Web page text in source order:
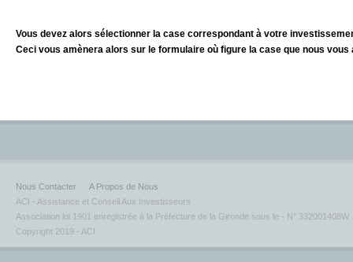
Vous devez alors sélectionner la case correspondant à votre
Ceci vous amènera alors sur le formulaire où figure la case que nous
Nous Contacter
A Propos de Nous
ACI - Assistance et Conseil Aux Investisseurs
Association loi 1901 enregistrée à la Préfecture de la Gironde sous le - N° 332001408W
Copyright 2019 - ACI.